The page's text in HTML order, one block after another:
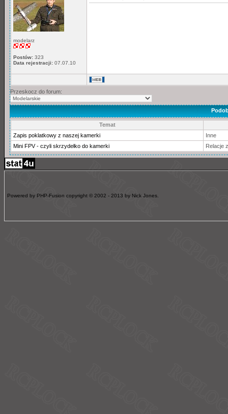
modelarz
Postów: 323
Data rejestracji: 07.07.10
Przeskocz do forum:
Temat
Zapis poklatkowy z naszej kamerki
Inne
Mini FPV - czyli skrzydełko do kamerki
Relacje
Powered by PHP-Fusion copyright © 2002 - 2013 by Nick Jones.